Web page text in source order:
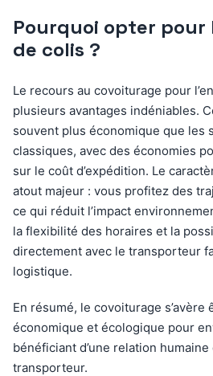
Pourquoi opter pour
de colis ?
Le recours au covoiturage pour
plusieurs avantages indéniables.
souvent plus économique que les
classiques, avec des économies
sur le coût d’expédition. Le
atout majeur : vous profitez des
ce qui réduit l’impact
la flexibilité des horaires et la
directement avec le transporteur
logistique.
En résumé, le covoiturage s’avère
économique et écologique pour
bénéficiant d’une relation
transporteur.